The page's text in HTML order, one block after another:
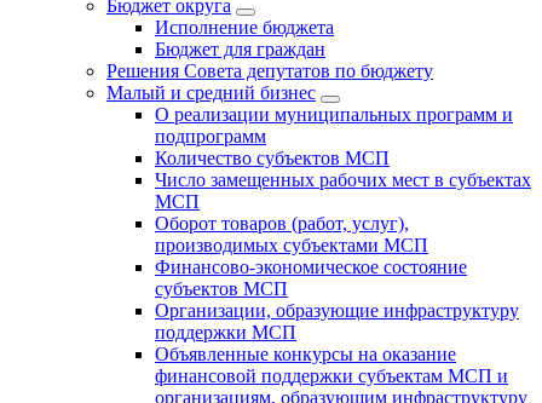
Бюджет округa
Исполнение бюджета
Бюджет для граждан
Решения Совета депутатов по бюджету
Малый и средний бизнес
О реализации муниципальных программ и
подпрограмм
Количество субъектов МСП
Число замещенных рабочих мест в субъектах
МСП
Оборот товаров (работ, услуг),
производимых субъектами МСП
Финансово-экономическое состояние
субъектов МСП
Организации, образующие инфраструктуру
поддержки МСП
Объявленные конкурсы на оказание
финансовой поддержки субъектам МСП и
организациям, образующим инфраструктуру